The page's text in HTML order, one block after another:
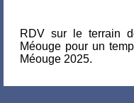
RDV sur le terrain
Méouge pour un
Méouge 2025.